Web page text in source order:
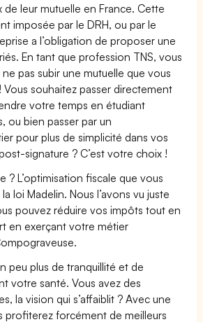
leur mutuelle en France. Cette
imposée par le DRH, ou par le
a l’obligation de proposer une
En tant que profession TNS, vous
ne pas subir une mutuelle que vous
Vous souhaitez passer directement
votre temps en étudiant
ou bien passer par un
pour plus de simplicité dans vos
signature ? C’est votre choix !
? L’optimisation fiscale que vous
loi Madelin. Nous l’avons vu juste
pouvez réduire vos impôts tout en
en exerçant votre métier
peu plus de tranquillité et de
votre santé. Vous avez des
la vision qui s’affaiblit ? Avec une
profiterez forcément de meilleurs